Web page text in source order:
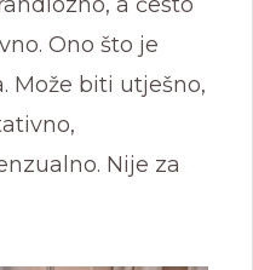
Ono što je
Može biti utješno,
Nije za